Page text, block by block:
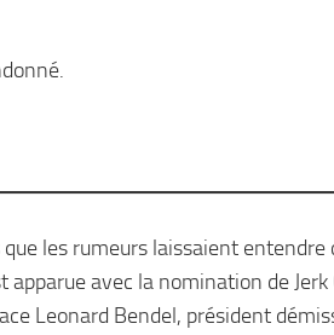
les rumeurs laissaient entendre
avec la nomination de
Leonard Bendel, président